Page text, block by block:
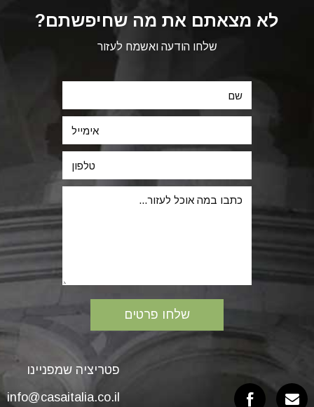
לא מצאתם את מה שחיפשתם?
שלחו הודעה ואשמח לעזור
פטריציה שמפניינו
info@casaitalia.co.il